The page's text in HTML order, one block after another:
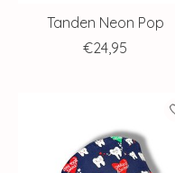
Tanden Neon Pop
€24,95